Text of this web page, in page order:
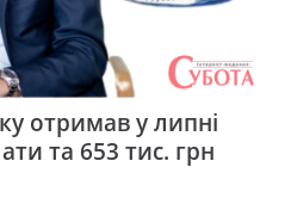
отримав у липні
та 653 тис. грн